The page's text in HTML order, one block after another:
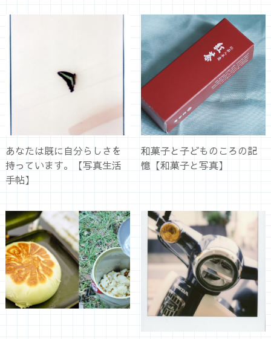
あなたは既に自分らしさを
持っています。【写真生活
手帖】
和菓子と子どものころの記
憶【和菓子と写真】